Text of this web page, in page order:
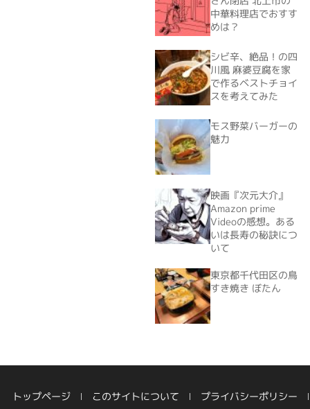
中華料理店でおすす
めは？
シビ辛、絶品！の四
川風 麻婆豆腐を家
で作るベストチョイ
スを考えてみた
モス野菜バーガーの
魅力
映画『次元大介』
Amazon prime
Videoの感想。ある
いは長寿の秘訣につ
いて
東京都千代田区の鳥
すき焼き ぼたん
トップページ このサイトについて プライバシーポリシー